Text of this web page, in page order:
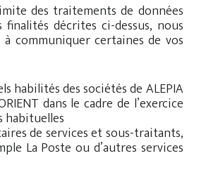
des traitements de données
finalités décrites ci-dessus, nous
à communiquer certaines de vos
habilités des sociétés de ALEPIA
dans le cadre de l’exercice
habituelles
de services et sous-traitants,
La Poste ou d’autres services